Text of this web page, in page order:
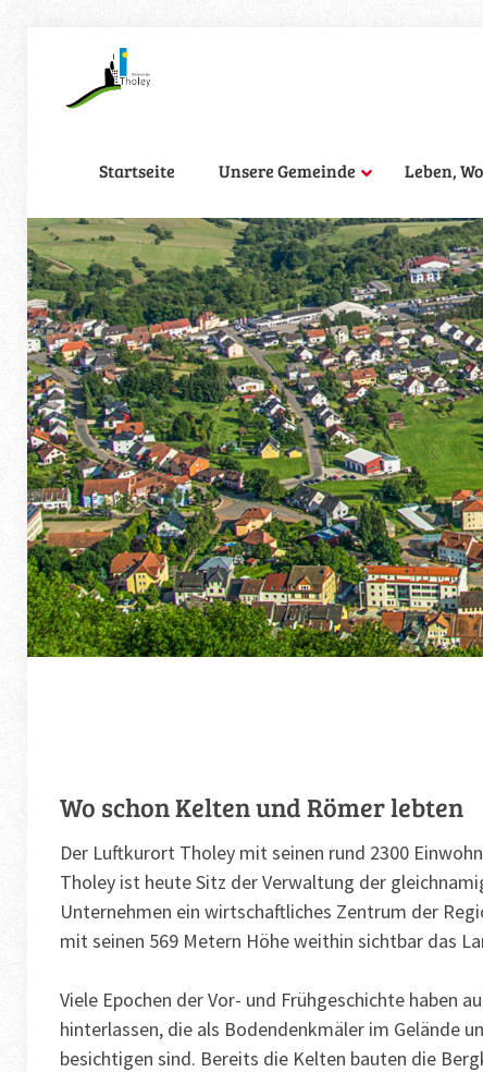
Startseite Unsere Gemeinde Leben,
Wo schon Kelten und Römer lebten
Der Luftkurort Tholey mit seinen rund 2300
Tholey ist heute Sitz der Verwaltung der
Unternehmen ein wirtschaftliches Zentrum der
mit seinen 569 Metern Höhe weithin sichtbar das
Viele Epochen der Vor- und Frühgeschichte haben
hinterlassen, die als Bodendenkmäler im Gelände
besichtigen sind. Bereits die Kelten bauten die